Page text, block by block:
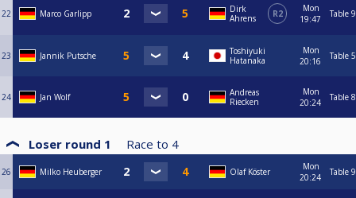
22 Marco Garlipp
Dirk
Ahrens
R2
Mon
19:47
Table 9
23 Jannik Putsche
Toshiyuki
Hatanaka
Mon
20:16
Table 5
24 Jan Wolf
Andreas
Riecken
Mon
20:24
Table 8
Loser round 1 Race to 4
26 Milko Heuberger Olaf Köster
Mon
20:24
Table 9